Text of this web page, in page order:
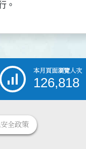
。
本月頁面瀏覽人次
126,818
全政策